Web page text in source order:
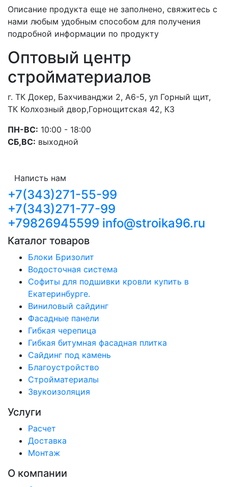
Описание продукта еще не заполнено, свяжитесь с
нами любым удобным способом для получения
подробной информации по продукту
Оптовый центр
стройматериалов
г. ТК Докер, Бахчиванджи 2, А6-5, ул Горный щит,
ТК Колхозный двор,Горнощитская 42, К3
ПН-ВС: 10:00 - 18:00
СБ,ВС: выходной
Написть нам
+7(343)271-55-99
+7(343)271-77-99
+79826945599 info@stroika96.ru
Каталог товаров
Блоки Бризолит
Водосточная система
Софиты для подшивки кровли купить в
Екатеринбурге.
Виниловый сайдинг
Фасадные панели
Гибкая черепица
Гибкая битумная фасадная плитка
Сайдинг под камень
Благоустройство
Стройматериалы
Звукоизоляция
Услуги
Расчет
Доставка
Монтаж
О компании